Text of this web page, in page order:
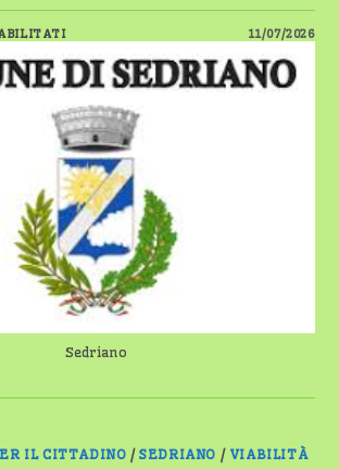
SU
SEDRIANO,
CAMBIA
LA
PROCEDURA
PER
INSEGNE
E
MEZZI
PUBBLICITARI
11/07/2026
Sedriano
IL CITTADINO /SEDRIANO / VIABILITÀ